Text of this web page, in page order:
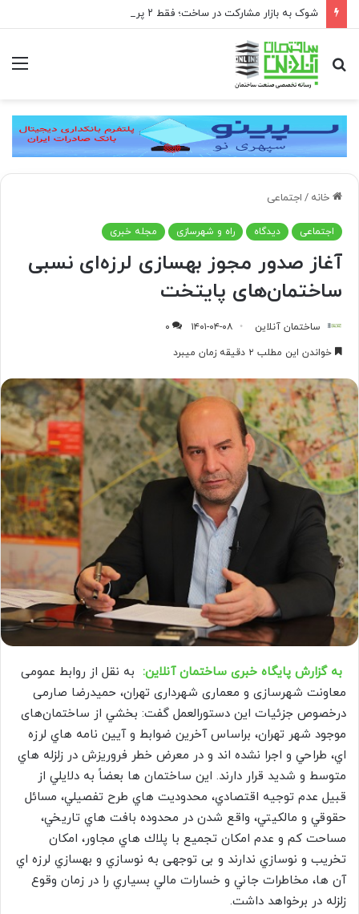
جستجو
برای
خانه / اجتماعی
اجتماعی دیدگاه راه و شهرسازی مجله خبری
آغاز صدور مجوز بهسازی لرزه‌ای نسبی
ساختمان‌های پایتخت
ساختمان آنلاین ۱۴۰۱-۰۴-۰۸
۰
خواندن این مطلب ۲ دقیقه زمان میبرد
به گزارش پایگاه خبری ساختمان آنلاین: به نقل از روابط عمومی
معاونت شهرسازی و معماری شهرداری تهران، حمیدرضا صارمی
درخصوص جزئیات این دستورالعمل گفت: بخشي از ساختمان‌های
موجود شهر تهران، براساس آخرين ضوابط و آيين نامه هاي لرزه
اي، طراحي و اجرا نشده اند و در معرض خطر فروریزش در زلزله هاي
متوسط و شديد قرار دارند. اين ساختمان ها بعضاً به دلايلي از
قبيل عدم توجيه اقتصادي، محدوديت هاي طرح تفصيلي، مسائل
حقوقي و مالكيتي، واقع شدن در محدوده بافت هاي تاريخي،
مساحت کم و عدم امكان تجميع با پلاك هاي مجاور، امكان
تخريب و نوسازي ندارند و بی توجهی به نوسازي و بهسازي لرزه اي
آن ها، مخاطرات جاني و خسارات مالي بسياري را در زمان وقوع
زلزله در برخواهد داشت.